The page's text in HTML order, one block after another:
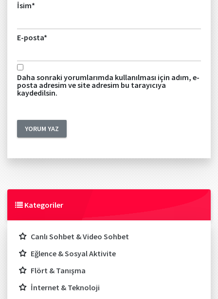
İsim*
E-posta*
Daha sonraki yorumlarımda kullanılması için adım, e-
posta adresim ve site adresim bu tarayıcıya
kaydedilsin.
Kategoriler
Canlı Sohbet & Video Sohbet
Eğlence & Sosyal Aktivite
Flört & Tanışma
İnternet & Teknoloji